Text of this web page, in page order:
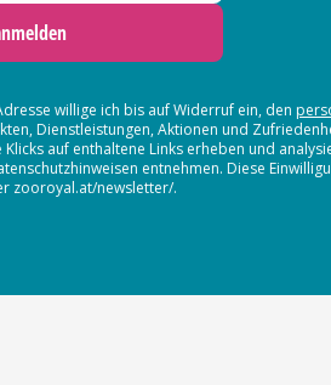
willige ich bis auf Widerruf ein, den
Dienstleistungen, Aktionen und
Klicks auf enthaltene Links erheben und
entnehmen. Diese
zooroyal.at/newsletter/.